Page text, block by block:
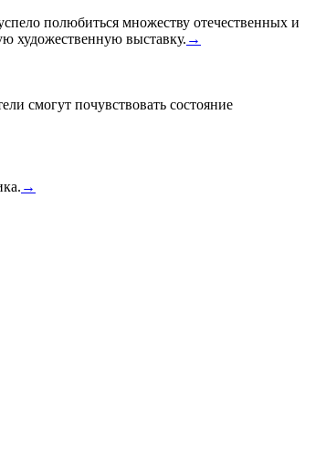
полюбиться множеству отечественных и
художественную выставку. →
смогут почувствовать состояние
→